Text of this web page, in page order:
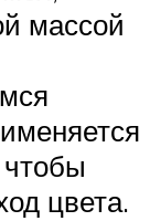
массой
цвета.